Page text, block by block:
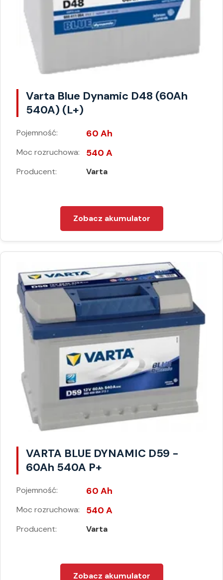
Varta Blue Dynamic D48 (60Ah
540A) (L+)
Pojemność: 60 Ah
Moc rozruchowa: 540 A
Producent: Varta
Zobacz akumulator
VARTA BLUE DYNAMIC D59 -
60Ah 540A P+
Pojemność: 60 Ah
Moc rozruchowa: 540 A
Producent: Varta
Zobacz akumulator